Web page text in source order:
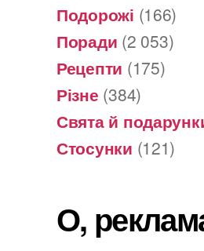
Подорожі (166)
Поради (2 053)
Рецепти (175)
Різне (384)
Свята й
Стосунки (121)
О,